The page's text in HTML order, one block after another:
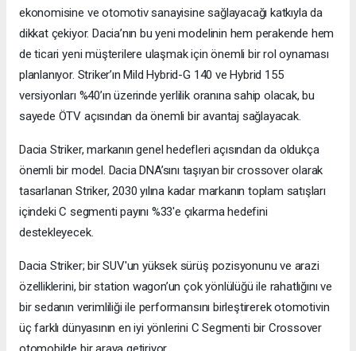
ekonomisine ve otomotiv sanayisine sağlayacağı katkıyla da
dikkat çekiyor. Dacia’nın bu yeni modelinin hem perakende hem
de ticari yeni müşterilere ulaşmak için önemli bir rol oynaması
planlanıyor. Striker’ın Mild Hybrid-G 140 ve Hybrid 155
versiyonları %40’ın üzerinde yerlilik oranına sahip olacak, bu
sayede ÖTV açısından da önemli bir avantaj sağlayacak.
Dacia Striker, markanın genel hedefleri açısından da oldukça
önemli bir model. Dacia DNA’sını taşıyan bir crossover olarak
tasarlanan Striker, 2030 yılına kadar markanın toplam satışları
içindeki C segmenti payını %33'e çıkarma hedefini
destekleyecek.
Dacia Striker; bir SUV'un yüksek sürüş pozisyonunu ve arazi
özelliklerini, bir station wagon’un çok yönlülüğü ile rahatlığını ve
bir sedanın verimliliği ile performansını birleştirerek otomotivin
üç farklı dünyasının en iyi yönlerini C Segmenti bir Crossover